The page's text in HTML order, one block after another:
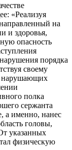
«Реализуя
на
и здоровья,
опасность
порядка
своему
нарушающих
полка
сержанта
а именно, нанес
головы,
указанных
физическую